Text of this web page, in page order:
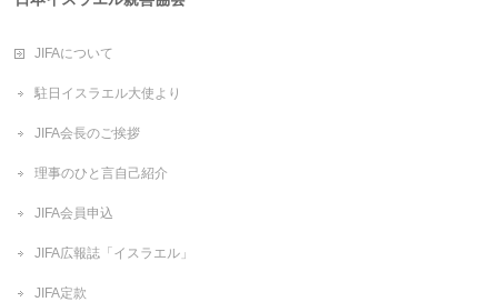
JIFAについて
駐日イスラエル大使より
JIFA会長のご挨拶
理事のひと言自己紹介
JIFA会員申込
JIFA広報誌「イスラエル」
JIFA定款